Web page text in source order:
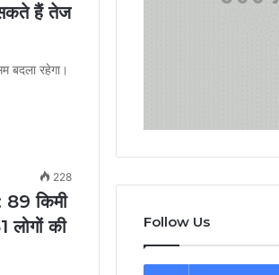
सकते हैं तेज
बदला रहेगा।
228
89 किमी
लोगों की
Follow Us